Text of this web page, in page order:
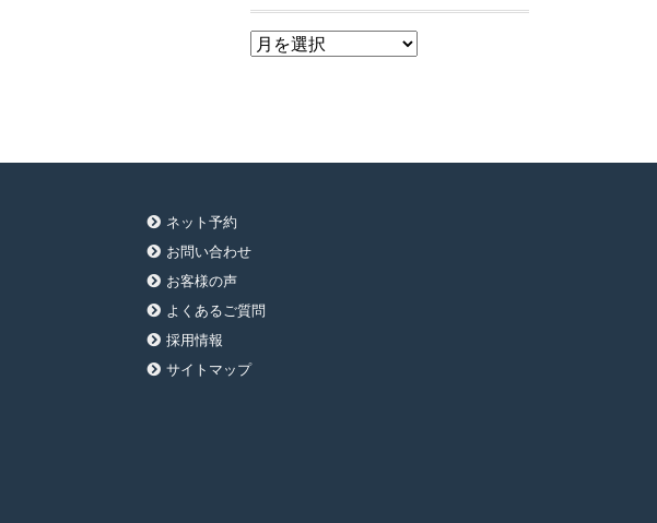
ア
ネット予約
お問い合わせ
お客様の声
よくあるご質問
採用情報
サイトマップ